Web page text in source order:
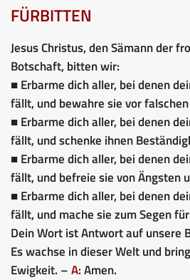
FÜRBITTEN
Jesus Christus, den Sämann der
Botschaft, bitten wir:
■ Erbarme dich aller, bei denen
fällt, und bewahre sie vor
■ Erbarme dich aller, bei denen
fällt, und schenke ihnen
■ Erbarme dich aller, bei denen
fällt, und befreie sie von Ängsten
■ Erbarme dich aller, bei denen
fällt, und mache sie zum Segen
Dein Wort ist Antwort auf unsere
Es wachse in dieser Welt und
Ewigkeit. –A:Amen.